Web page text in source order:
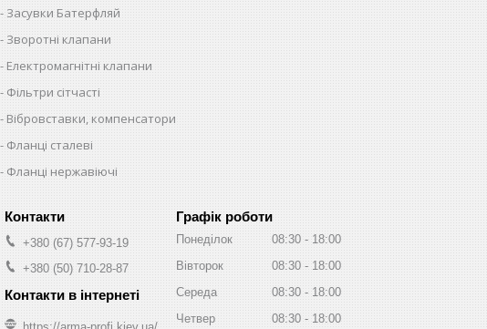
Засувки Батерфляй
Зворотні клапани
Електромагнітні клапани
Фільтри сітчасті
Вібровставки, компенсатори
Фланці сталеві
Фланці нержавіючі
+380 (67) 577-93-19
+380 (50) 710-28-87
Графік роботи
Понеділок 08:30
18:00
Вівторок
08:30
18:00
Середа
08:30
18:00
Четвер
08:30 18:00